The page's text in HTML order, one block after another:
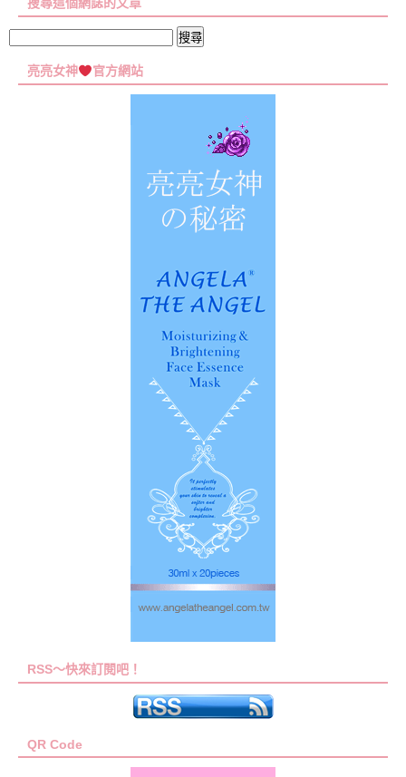
彙
搜尋這個網誌的文章
關
亮亮女神 官方網站
RSS～快來訂閱吧！
QR Code